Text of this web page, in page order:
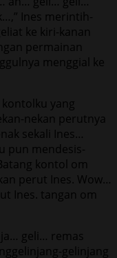
Ines merintih-
ke kiri-kanan
permainan
menggial ke
yang
nekan perutnya
sekali Ines…
pun mendesis-
kontol om
perut Ines. Wow…
Ines. tangan om
geli… remas
gelinjang